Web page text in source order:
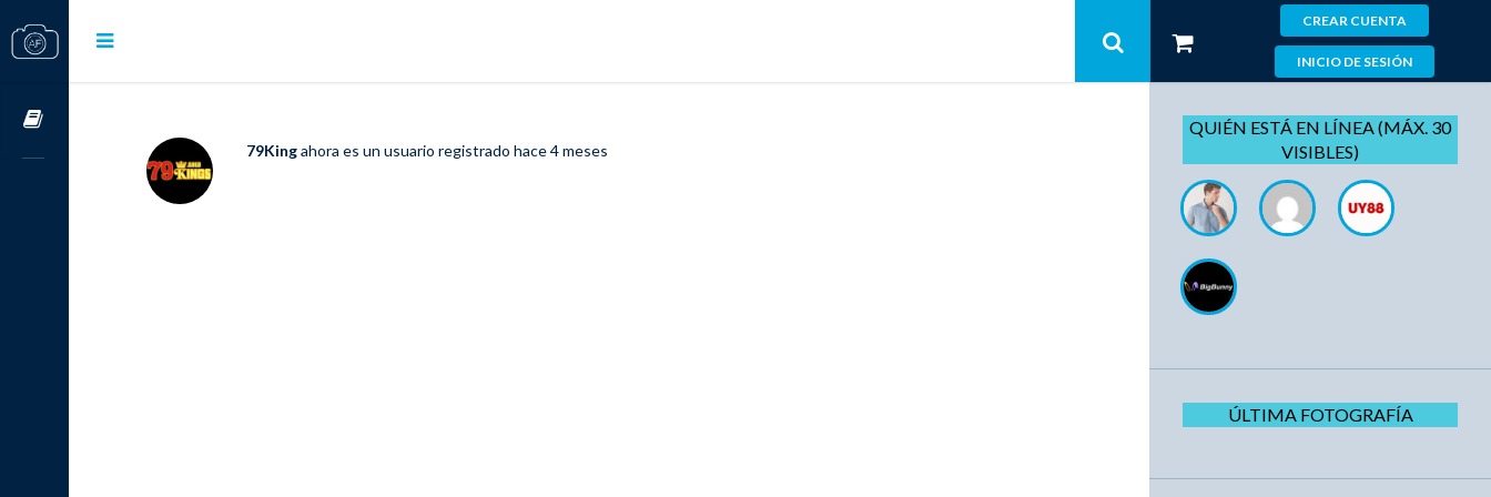
CREAR CUENTA
INICIO DE SESIÓN
79Kingahora es un usuario registrado hace 4 meses
QUIÉN ESTÁ EN LÍNEA (MÁX. 30
VISIBLES)
ÚLTIMA FOTOGRAFÍA